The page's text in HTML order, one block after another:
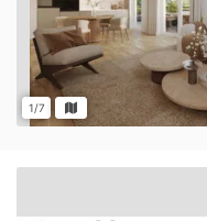
1/7